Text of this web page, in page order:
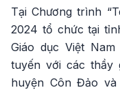
Tại Chương trình
2024 tổ chức tại
Giáo dục Việt
tuyến với các thầy
huyện Côn Đảo